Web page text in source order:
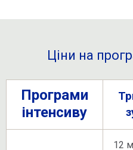
Ціни на
Програми
інтенсиву
12